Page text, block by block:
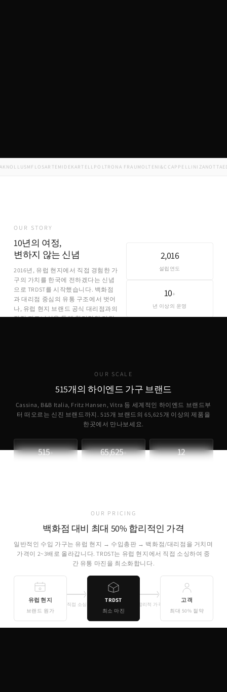
USMFLOSARTEMIDE KARTELL POLTRONA FRAUMOLTENI&CCAPPELLINI ZANOTTAEDRA
OUR STORY
10년의 여정,
변하지 않는 신념
2016년, 유럽 현지에서 직접 경험한 가
구의 가치를 한국에 전하겠다는 신념
으로 TRDST를 시작했습니다. 백화점
과 대리점 중심의 유통 구조에서 벗어
나, 유럽 현지 브랜드 공식 대리점과의
직접 파트너십을 통해 합리적인 가격
2,016
설립연도
10+
년 이상의 운영
OUR SCALE
515개의 하이엔드 가구 브랜드
Cassina, B&B Italia, Fritz Hansen, Vitra 등 세계적인 하이엔드 브랜드부
터 떠오르는 신진 브랜드까지. 515개 브랜드의65,625개 이상의 제품을
한곳에서 만나보세요.
515+ 65,625+ 12
OUR PRICING
백화점 대비 최대 50% 합리적인 가격
일반적인 수입 가구는 유럽 현지 → 수입총판 → 백화점/대리점을 거치며
가격이 2~3배로 올라갑니다. TRDST는 유럽 현지에서 직접 소싱하여 중
간 유통 마진을 최소화합니다.
유럽 현지
브랜드 원가
직접 소싱
TRDST
최소 마진
합리적 가격
고객
최대 50% 절약